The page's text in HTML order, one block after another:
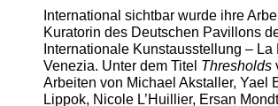
International sichtbar wurde ihre
Kuratorin des Deutschen Pavillons
Internationale Kunstausstellung – La
Venezia. Unter dem Titel Thresholds
Arbeiten von Michael Akstaller, Yael
Lippok, Nicole L’Huillier, Ersan